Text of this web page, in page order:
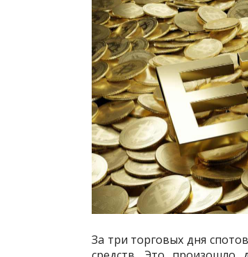
За три торговых дня